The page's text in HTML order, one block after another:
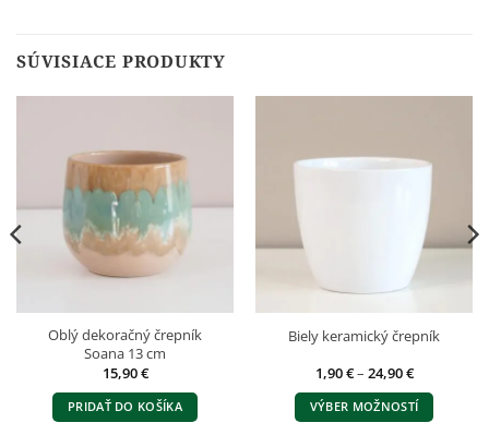
SÚVISIACE PRODUKTY
Oblý dekoračný črepník
Soana 13 cm
15,90€
PRIDAŤ DO KOŠÍKA
Biely keramický črepník
1,90€– 24,90€Price
1,90 €
through
VÝBER MOŽNOSTÍ